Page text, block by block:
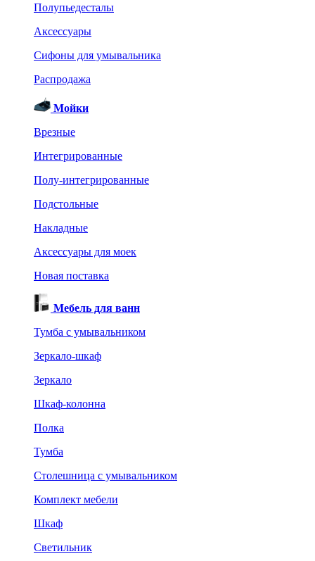
Полупьедесталы
Аксессуары
Сифоны для умывальника
Распродажа
Мойки
Врезные
Интегрированные
Полу-интегрированные
Подстольные
Накладные
Аксессуары для моек
Новая поставка
Мебель для ванн
Тумба с умывальником
Зеркало-шкаф
Зеркало
Шкаф-колонна
Полка
Тумба
Столешница с умывальником
Комплект мебели
Шкаф
Светильник